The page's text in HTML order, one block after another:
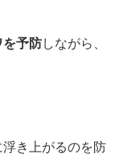
を予防しながら、
浮き上がるのを防